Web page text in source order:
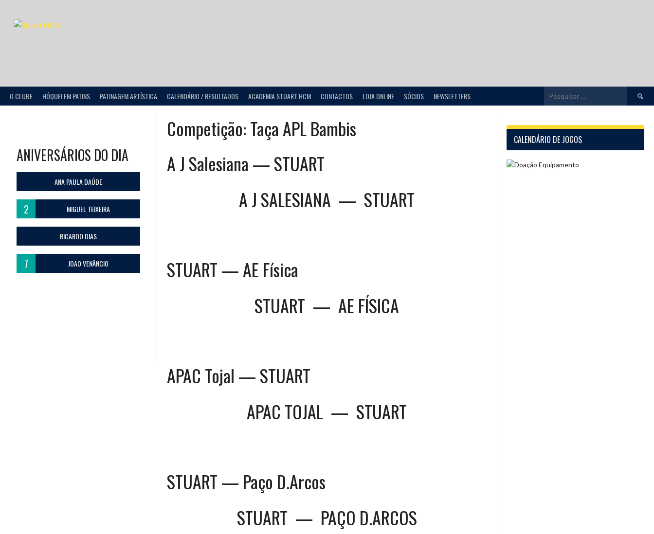
O CLUBE HÓQUEI EM PATINS PATINAGEM ARTÍSTICA CALENDÁRIO / RESULTADOS ACADEMIA STUART HCM CONTACTOS LOJA ONLINE SÓCIOS NEWSLETTERS
por:
Competição:Taça APL Bambis
A J Salesiana — STUART
A J SALESIANA — STUART
STUART — AE Física
STUART — AE FÍSICA
APAC Tojal — STUART
APAC TOJAL — STUART
STUART — Paço D.Arcos
STUART — PAÇO D.ARCOS
ANIVERSÁRIOS DO DIA
ANA PAULA DAÚDE
2 MIGUEL TEIXEIRA
RICARDO DIAS
7 JOÃO VENÂNCIO
CALENDÁRIO DE JOGOS